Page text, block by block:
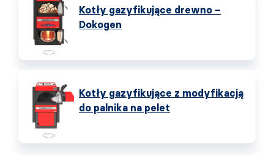
Kotły gazyfikujące drewno –
Dokogen
Kotły gazyfikujące z modyfikacją
do palnika na pelet